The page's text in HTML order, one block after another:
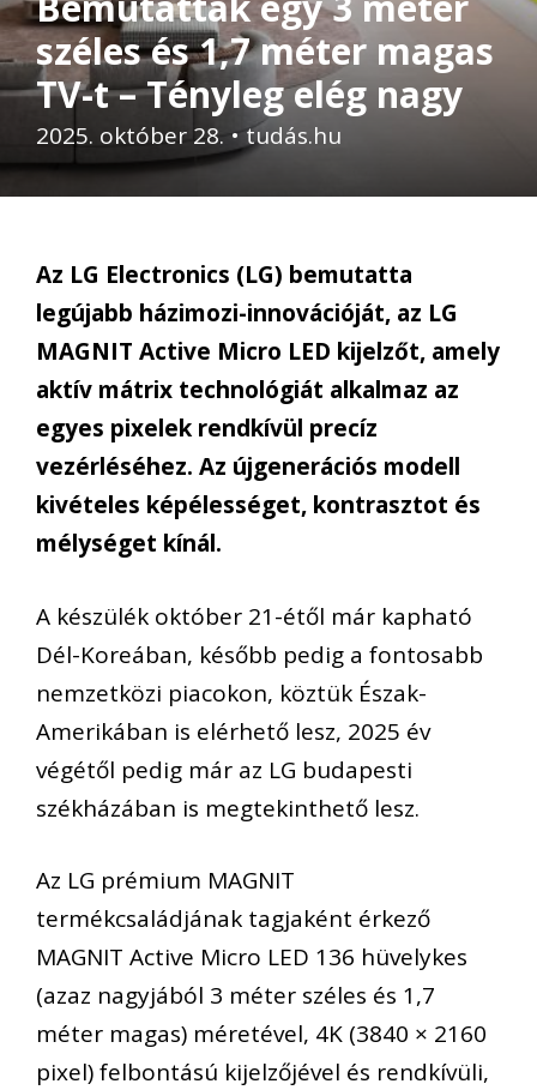
széles és 1,7 méter magas
TV-t – Tényleg elég nagy
2025. október 28. • tudás.hu
Az LG Electronics (LG) bemutatta
legújabb házimozi-innovációját, az LG
MAGNIT Active Micro LED kijelzőt, amely
aktív mátrix technológiát alkalmaz az
egyes pixelek rendkívül precíz
vezérléséhez. Az újgenerációs modell
kivételes képélességet, kontrasztot és
mélységet kínál.
A készülék október 21-étől már kapható
Dél-Koreában, később pedig a fontosabb
nemzetközi piacokon, köztük Észak-
Amerikában is elérhető lesz, 2025 év
végétől pedig már az LG budapesti
székházában is megtekinthető lesz.
Az LG prémium MAGNIT
termékcsaládjának tagjaként érkező
MAGNIT Active Micro LED 136 hüvelykes
(azaz nagyjából 3 méter széles és 1,7
méter magas) méretével, 4K (3840 × 2160
pixel) felbontású kijelzőjével és rendkívüli,